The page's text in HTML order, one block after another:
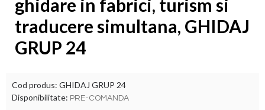
ghidare in fabrici, turism si
traducere simultana, GHIDAJ
GRUP 24
Cod produs: GHIDAJ GRUP 24
Disponibilitate: PRE-COMANDA